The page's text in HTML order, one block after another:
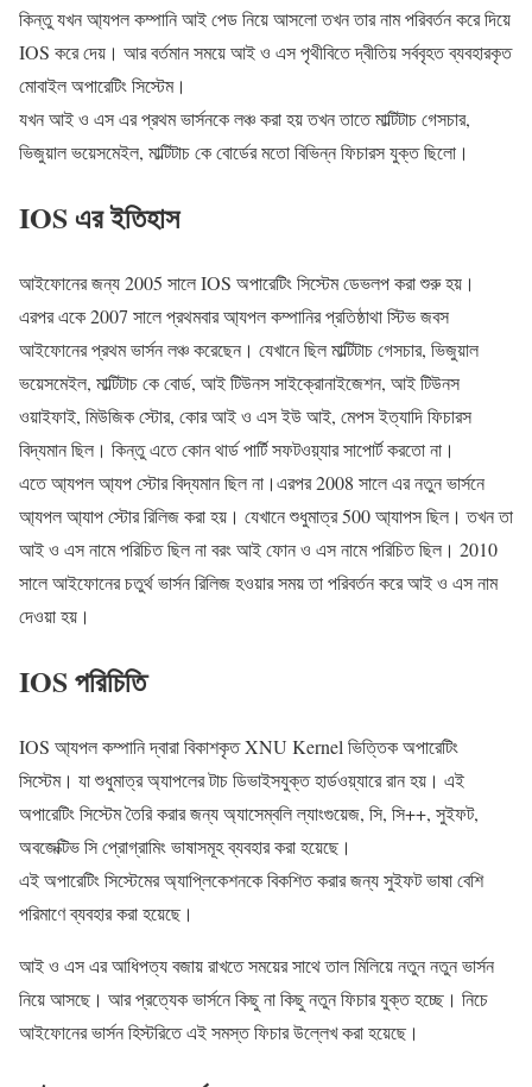
কিন্তু যখন আ্যপল কম্পানি আই পেড নিয়ে আসলো তখন তার নাম পরিবর্তন করে দিয়ে
IOS করে দেয়। আর বর্তমান সময়ে আই ও এস পৃথীবিতে দ্বীতিয় সর্ববৃহত ব্যবহারকৃত
মোবাইল অপারেটিং সিস্টেম।
যখন আই ও এস এর প্রথম ভার্সনকে লঞ্চ করা হয় তখন তাতে মাল্টিটাচ গেসচার,
ভিজুয়াল ভয়েসমেইল, মাল্টিটাচ কে বোর্ডের মতো বিভিন্ন ফিচারস যুক্ত ছিলো।
IOS এর ইতিহাস
আইফোনের জন্য 2005 সালে IOS অপারেটিং সিস্টেম ডেভলপ করা শুরু হয়।
এরপর একে 2007 সালে প্রথমবার আ্যপল কম্পানির প্রতিষ্ঠাথা স্টিভ জবস
আইফোনের প্রথম ভার্সন লঞ্চ করেছেন। যেখানে ছিল মাল্টিটাচ গেসচার, ভিজুয়াল
ভয়েসমেইল, মাল্টিটাচ কে বোর্ড, আই টিউনস সাইক্রোনাইজেশন, আই টিউনস
ওয়াইফাই, মিউজিক স্টোর, কোর আই ও এস ইউ আই, মেপস ইত্যাদি ফিচারস
বিদ্যমান ছিল। কিন্তু এতে কোন থার্ড পার্টি সফটওয়্যার সাপোর্ট করতো না।
এতে আ্যপল আ্যপ স্টোর বিদ্যমান ছিল না।এরপর 2008 সালে এর নতুন ভার্সনে
আ্যপল আ্যাপ স্টোর রিলিজ করা হয়। যেখানে শুধুমাত্র 500 আ্যাপস ছিল। তখন তা
আই ও এস নামে পরিচিত ছিল না বরং আই ফোন ও এস নামে পরিচিত ছিল। 2010
সালে আইফোনের চতুর্থ ভার্সন রিলিজ হওয়ার সময় তা পরিবর্তন করে আই ও এস নাম
দেওয়া হয়।
IOS পরিচিতি
IOS আ্যপল কম্পানি দ্বারা বিকাশকৃত XNU Kernel ভিত্তিক অপারেটিং
সিস্টেম। যা শুধুমাত্র অ্যাপলের টাচ ডিভাইসযুক্ত হার্ডওয়্যারে রান হয়। এই
অপারেটিং সিস্টেম তৈরি করার জন্য অ্যাসেম্বলি ল্যাংগুয়েজ, সি, সি++, সুইফট,
অবজেক্টিভ সি প্রোগ্রামিং ভাষাসমূহ ব্যবহার করা হয়েছে।
এই অপারেটিং সিস্টেমের অ্যাপ্লিকেশনকে বিকশিত করার জন্য সুইফট ভাষা বেশি
পরিমাণে ব্যবহার করা হয়েছে।
আই ও এস এর আধিপত্য বজায় রাখতে সময়ের সাথে তাল মিলিয়ে নতুন নতুন ভার্সন
নিয়ে আসছে। আর প্রত্যেক ভার্সনে কিছু না কিছু নতুন ফিচার যুক্ত হচ্ছে। নিচে
আইফোনের ভার্সন হিস্টরিতে এই সমস্ত ফিচার উল্লেখ করা হয়েছে।